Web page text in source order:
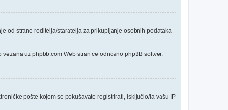
od strane roditelja/staratelja za prikupljanje osobnih podataka
uz phpbb.com Web stranice odnosno phpBB softver.
pošte kojom se pokušavate registrirati, isključio/la vašu IP